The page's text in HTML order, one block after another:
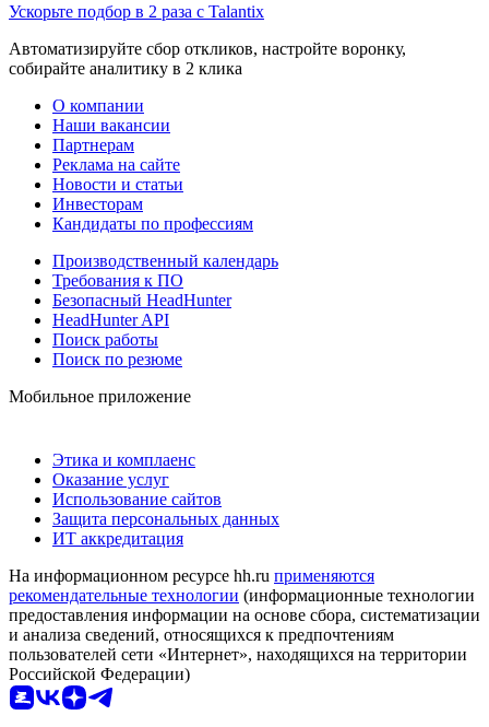
Ускорьте подбор в 2 раза с Talantix
Автоматизируйте сбор откликов, настройте воронку,
собирайте аналитику в 2 клика
О компании
Наши вакансии
Партнерам
Реклама на сайте
Новости и статьи
Инвесторам
Кандидаты по профессиям
Производственный календарь
Требования к ПО
Безопасный HeadHunter
HeadHunter API
Поиск работы
Поиск по резюме
Мобильное приложение
Этика и комплаенс
Оказание услуг
Использование сайтов
Защита персональных данных
ИТ аккредитация
На информационном ресурсе hh.ru применяются
рекомендательные технологии (информационные технологии
предоставления информации на основе сбора, систематизации
и анализа сведений, относящихся к предпочтениям
пользователей сети «Интернет», находящихся на территории
Российской Федерации)